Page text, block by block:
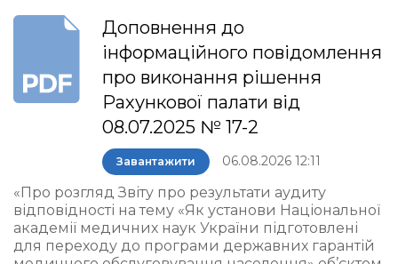
Доповнення до
інформаційного повідомлення
про виконання рішення
Рахункової палати від
08.07.2025 № 17-2
Завантажити 06.08.2026 12:11
«Про розгляд Звіту про результати аудиту
відповідності на тему «Як установи Національної
академії медичних наук України підготовлені
для переходу до програми державних гарантій